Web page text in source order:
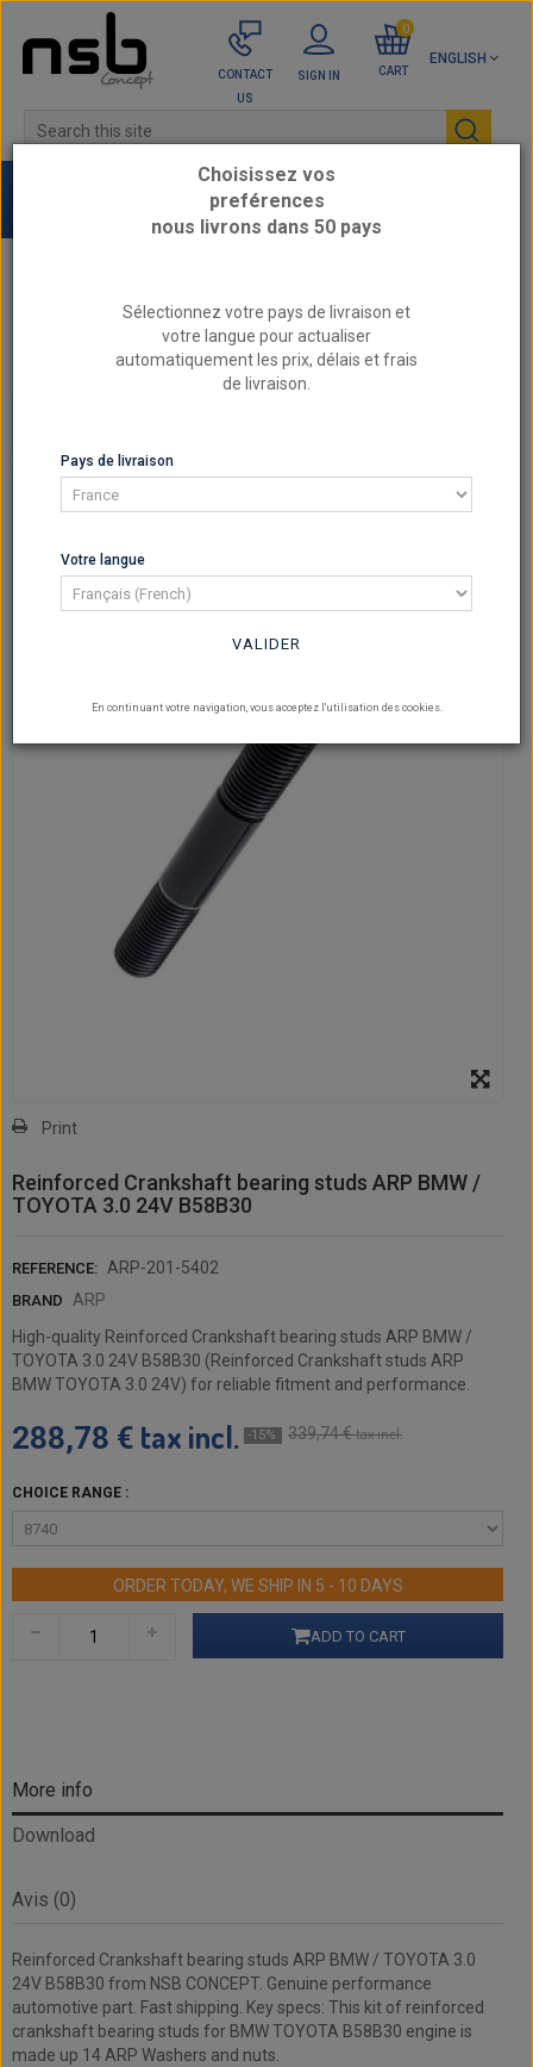
ENGLISH
CONTACT
US
SIGN IN CART
0
3.0L 24v - B58B30
Reinforced Crankshaft bearing studs ARP BMW /
TOYOTA 3.0 24V B58B30
Print
Reinforced Crankshaft bearing studs ARP BMW /
TOYOTA 3.0 24V B58B30
REFERENCE: ARP-201-5402
BRAND ARP
High-quality Reinforced Crankshaft bearing studs ARP BMW /
TOYOTA 3.0 24V B58B30 (Reinforced Crankshaft studs ARP
BMW TOYOTA 3.0 24V) for reliable fitment and performance.
288,78 € tax incl. -15% 339,74 €tax incl.
CHOICE RANGE :
ORDER TODAY, WE SHIP IN 5 - 10 DAYS
ADD TO CART
More info
Download
Avis (0)
Reinforced Crankshaft bearing studs ARP BMW / TOYOTA 3.0
24V B58B30 from NSB CONCEPT. Genuine performance
automotive part. Fast shipping. Key specs: This kit of reinforced
crankshaft bearing studs for BMW TOYOTA B58B30 engine is
made up 14 ARP Washers and nuts.
Choisissez vos
preférences
nous livrons dans 50 pays
Sélectionnez votre pays de livraison et
votre langue pour actualiser
automatiquement les prix, délais et frais
de livraison.
Pays de livraison
Votre langue
VALIDER
En continuant votre navigation, vous acceptez l'utilisation des cookies.